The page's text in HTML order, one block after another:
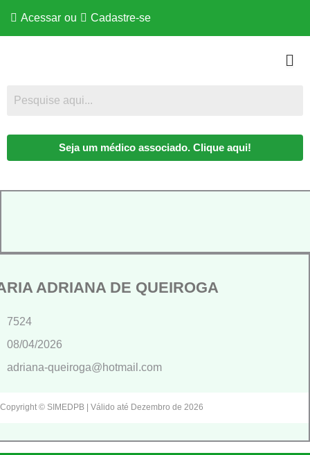
Acessar ou Cadastre-se
Seja um médico associado. Clique aqui!
ADRIANA DE QUEIROGA
7524
08/04/2026
adriana-queiroga@hotmail.com
Copyright © SIMEDPB | Válido até Dezembro de 2026